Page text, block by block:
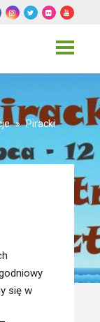
Toggle
» Piracki
się w